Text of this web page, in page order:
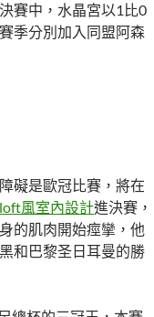
賽中，水晶宮以1比0
季分別加入同盟阿森
礙是歐冠比賽，將在
loft風室內設計進決賽，
的肌肉開始痙攣，他
和巴黎圣日耳曼的勝